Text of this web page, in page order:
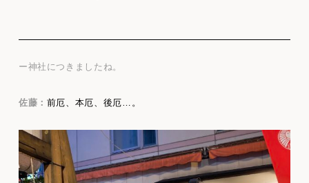
ー神社につきましたね。
佐藤： 前厄、本厄、後厄…。